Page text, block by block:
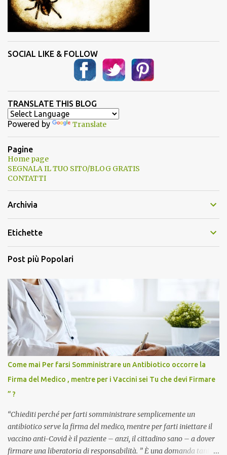
SOCIAL LIKE & FOLLOW
TRANSLATE THIS BLOG
Powered by Translate
Pagine
Home page
SEGNALA IL TUO SITO/BLOG GRATIS
CONTATTI
Archivia
Etichette
Post più Popolari
Come mai Per farsi Somministrare un Antibiotico occorre la
Firma del Medico , mentre per i Vaccini sei Tu che devi Firmare
” ?
“Chiediti perché per farti somministrare semplicemente un
antibiotico serve la firma del medico, mentre per farti iniettare il
vaccino anti-Covid è il paziente – anzi, il cittadino sano – a dover
firmare una liberatoria di responsabilità. ” È una domanda tanto